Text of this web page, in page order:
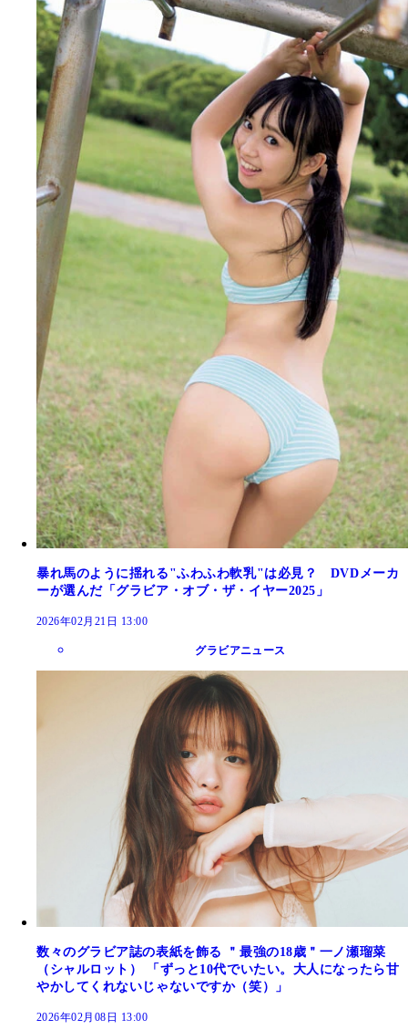
暴れ馬のように揺れる"ふわふわ軟乳"は必見？ DVDメーカ
ーが選んだ「グラビア・オブ・ザ・イヤー2025」
2026年02月21日 13:00
グラビアニュース
数々のグラビア誌の表紙を飾る ＂最強の18歳＂一ノ瀬瑠菜
（シャルロット） 「ずっと10代でいたい。大人になったら甘
やかしてくれないじゃないですか（笑）」
2026年02月08日 13:00